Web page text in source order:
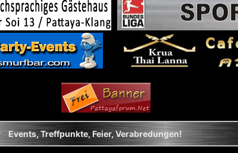
Events, Treffpunkte, Feier, Verabredungen!